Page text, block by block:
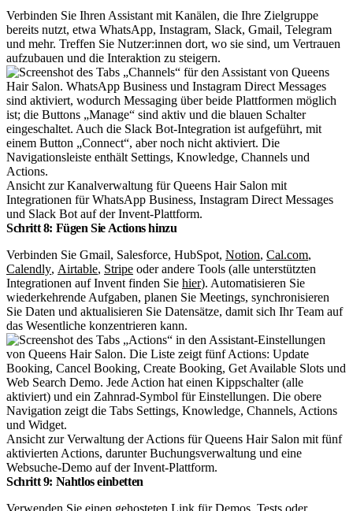
Verbinden Sie Ihren Assistant mit Kanälen, die Ihre Zielgruppe
bereits nutzt, etwa WhatsApp, Instagram, Slack, Gmail, Telegram
und mehr. Treffen Sie Nutzer:innen dort, wo sie sind, um Vertrauen
aufzubauen und die Interaktion zu steigern.
Ansicht zur Kanalverwaltung für Queens Hair Salon mit
Integrationen für WhatsApp Business, Instagram Direct Messages
und Slack Bot auf der Invent-Plattform.
Schritt 8: Fügen Sie Actions hinzu
Verbinden Sie Gmail, Salesforce, HubSpot, Notion, Cal.com,
Calendly, Airtable, Stripe oder andere Tools (alle unterstützten
Integrationen auf Invent finden Sie hier). Automatisieren Sie
wiederkehrende Aufgaben, planen Sie Meetings, synchronisieren
Sie Daten und aktualisieren Sie Datensätze, damit sich Ihr Team auf
das Wesentliche konzentrieren kann.
Ansicht zur Verwaltung der Actions für Queens Hair Salon mit fünf
aktivierten Actions, darunter Buchungsverwaltung und eine
Websuche-Demo auf der Invent-Plattform.
Schritt 9: Nahtlos einbetten
Verwenden Sie einen gehosteten Link für Demos, Tests oder